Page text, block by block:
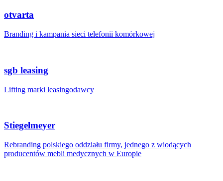
otvarta
Branding i kampania sieci telefonii komórkowej
sgb leasing
Lifting marki leasingodawcy
Stiegelmeyer
Rebranding polskiego oddziału firmy, jednego z wiodących
producentów mebli medycznych w Europie